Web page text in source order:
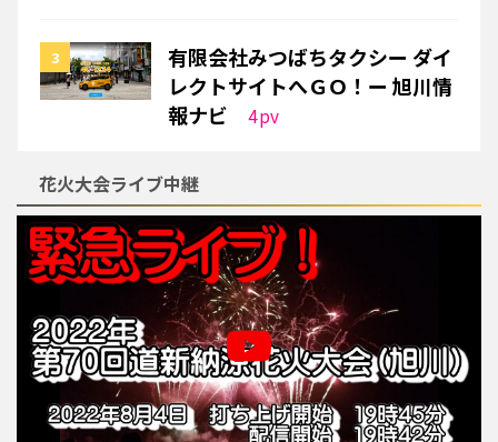
有限会社みつばちタクシー ダイ
レクトサイトへＧＯ！ー 旭川情
報ナビ
4pv
花火大会ライブ中継